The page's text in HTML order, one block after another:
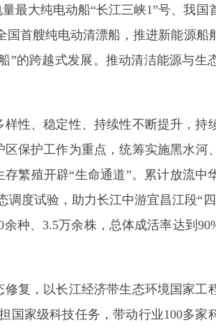
大纯电动船“长江三峡1”号、我国
首艘纯电动清漂船，推进新能源船
”的跨越式发展。推动清洁能源与生
性、稳定性、持续性不断提升，持
保护工作为重点，统筹实施黑水河
繁殖开辟“生命通道”。累计放流中
调度试验，助力长江中游宜昌江段“
种、3.5万余株，总体成活率达到
复，以长江经济带生态环境国家工
国家级科技任务，带动行业100多家